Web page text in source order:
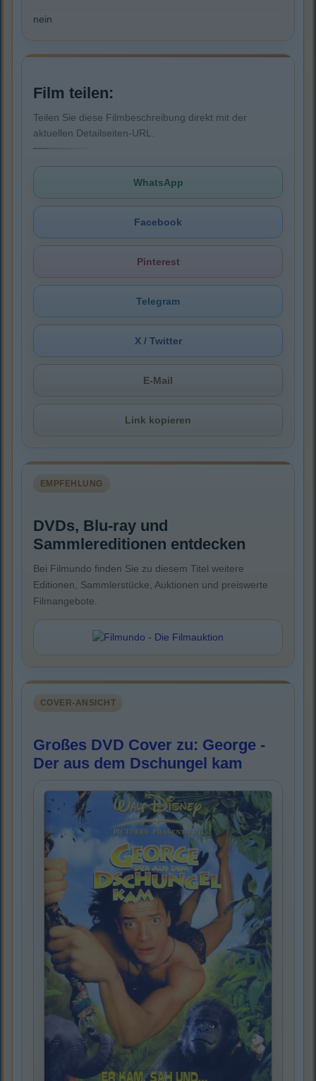
nein
Film teilen:
Teilen Sie diese Filmbeschreibung direkt mit der
aktuellen Detailseiten-URL.
WhatsApp
Facebook
Pinterest
Telegram
X / Twitter
E-Mail
Link kopieren
EMPFEHLUNG
DVDs, Blu-ray und
Sammlereditionen entdecken
Bei Filmundo finden Sie zu diesem Titel weitere
Editionen, Sammlerstücke, Auktionen und preiswerte
Filmangebote.
COVER-ANSICHT
Großes DVD Cover zu: George -
Der aus dem Dschungel kam